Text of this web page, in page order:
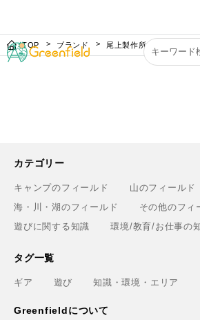
TOP ブランド 尾上製作所
カテゴリー
キャンプのフィールド
山のフィールド
海・川・湖のフィールド
その他のフィ
遊びに関する知識
環境/教育/お仕事の
タグ一覧
ギア 遊び 知識・環境・エリア
Greenfieldについて